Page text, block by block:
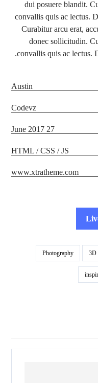
dui posuere blandit.
convallis quis ac lectus.
Curabitur arcu erat,
donec sollicitudin.
convallis quis ac lectus.
Austin
Codevz
27 June 2017
HTML / CSS / JS
www.xtratheme.com
3D
Photography